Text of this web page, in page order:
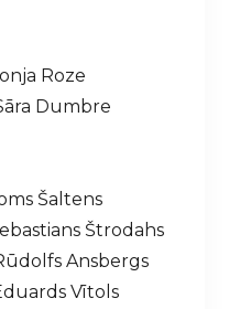
Roze
Dumbre
Šaltens
Štrodahs
Ansbergs
Vītols